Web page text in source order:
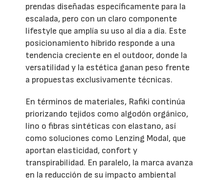
prendas diseñadas específicamente para la
escalada, pero con un claro componente
lifestyle que amplía su uso al día a día. Este
posicionamiento híbrido responde a una
tendencia creciente en el outdoor, donde la
versatilidad y la estética ganan peso frente
a propuestas exclusivamente técnicas.
En términos de materiales, Rafiki continúa
priorizando tejidos como algodón orgánico,
lino o fibras sintéticas con elastano, así
como soluciones como Lenzing Modal, que
aportan elasticidad, confort y
transpirabilidad. En paralelo, la marca avanza
en la reducción de su impacto ambiental